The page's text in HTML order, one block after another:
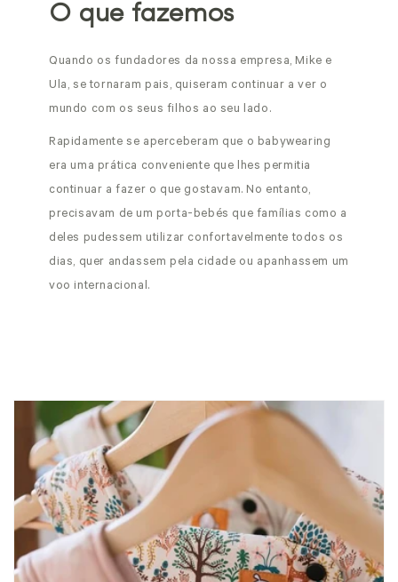
O que fazemos
Quando os fundadores da nossa empresa, Mike e
Ula, se tornaram pais, quiseram continuar a ver o
mundo com os seus filhos ao seu lado.
Rapidamente se aperceberam que o babywearing
era uma prática conveniente que lhes permitia
continuar a fazer o que gostavam. No entanto,
precisavam de um porta-bebés que famílias como a
deles pudessem utilizar confortavelmente todos os
dias, quer andassem pela cidade ou apanhassem um
voo internacional.